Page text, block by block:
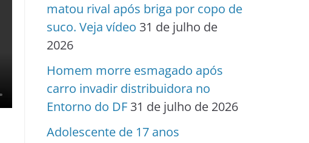
matou rival após briga por copo de
suco. Veja vídeo 31 de julho de
2026
Homem morre esmagado após
carro invadir distribuidora no
Entorno do DF 31 de julho de 2026
Adolescente de 17 anos